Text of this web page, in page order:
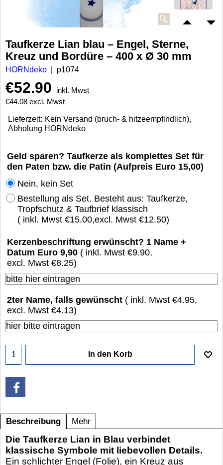
Taufkerze Lian blau – Engel, Sterne,
Kreuz und Bordüre – 400 x Ø 30 mm
HORNdeko p1074
€52.90
inkl. Mwst
€44.08 excl. Mwst
Lieferzeit: Kein Versand (bruch- & hitzeempfindlich),
Abholung HORNdeko
Geld sparen? Taufkerze als komplettes Set für
den Paten bzw. die Patin (Aufpreis Euro 15,00)
Nein, kein Set
Bestellung als Set. Besteht aus: Taufkerze,
Tropfschutz & Taufbrief klassisch
( inkl. Mwst €15.00,excl. Mwst €12.50)
Kerzenbeschriftung erwünscht? 1 Name +
Datum Euro 9,90 ( inkl. Mwst €9.90,
excl. Mwst €8.25)
2ter Name, falls gewünscht ( inkl. Mwst €4.95,
excl. Mwst €4.13)
In den Korb
Beschreibung Mehr
Die Taufkerze Lian in Blau verbindet
klassische Symbole mit liebevollen Details.
Ein schlichter Engel (Folie), ein Kreuz aus